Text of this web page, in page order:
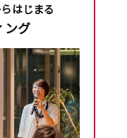
はじまる
ング